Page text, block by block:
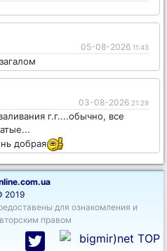
05-08-2026 11:43
03-08-2026 21:29
г.г....обычно, все
добрая
2019
для ознакомления и
правом